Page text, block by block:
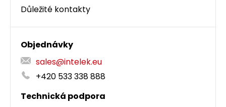
Důležité kontakty
Objednávky
sales@intelek.eu
+420 533 338 888
Technická podpora